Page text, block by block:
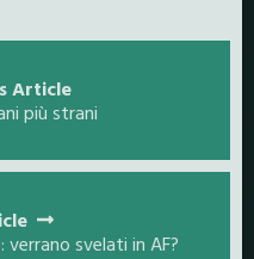
Article
più strani
verrano svelati in AF?